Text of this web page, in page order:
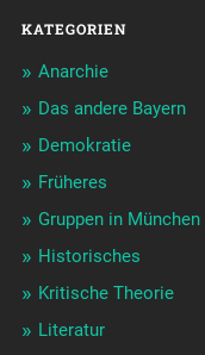
KATEGORIEN
Anarchie
Das andere Bayern
Demokratie
Früheres
Gruppen in München
Historisches
Kritische Theorie
Literatur